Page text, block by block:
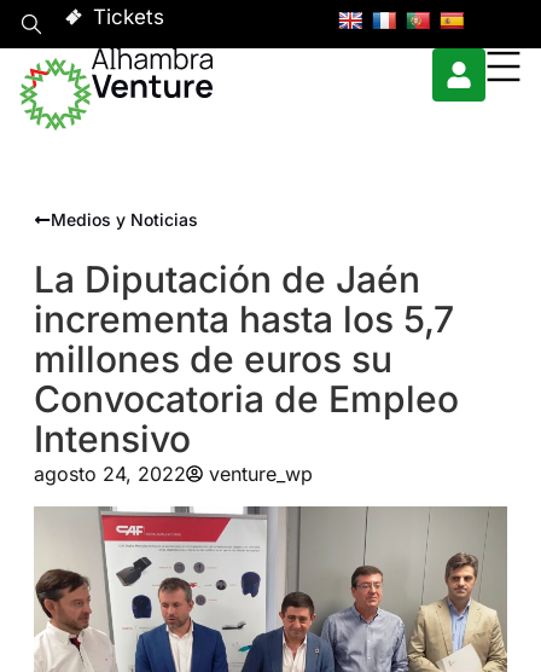
Tickets
Medios y Noticias
La Diputación de Jaén
incrementa hasta los 5,7
millones de euros su
Convocatoria de Empleo
Intensivo
agosto 24, 2022 venture_wp